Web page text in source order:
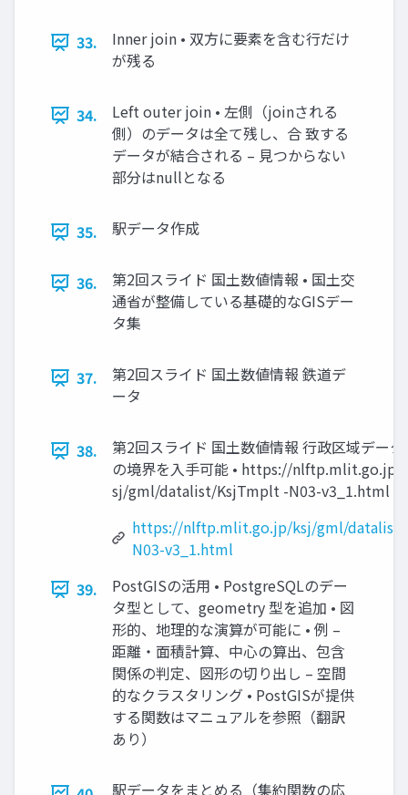
33.
Inner join • 双方に要素を含む行だけ
が残る
34.
Left outer join • 左側（joinされる
側）のデータは全て残し、合 致する
データが結合される – 見つからない
部分はnullとなる
35. 駅データ作成
36.
第2回スライド 国土数値情報 • 国土交
通省が整備している基礎的なGISデー
タ集
37.
第2回スライド 国土数値情報 鉄道デ
ータ
38.
第2回スライド 国土数値情報 行政区域データ
の境界を入手可能 • https://nlftp.mlit.go.jp/
sj/gml/datalist/KsjTmplt -N03-v3_1.html
https://nlftp.mlit.go.jp/ksj/gml/datalist/
N03-v3_1.html
39.
PostGISの活用 • PostgreSQLのデー
タ型として、geometry 型を追加 • 図
形的、地理的な演算が可能に • 例 –
距離・面積計算、中心の算出、包含
関係の判定、図形の切り出し – 空間
的なクラスタリング • PostGISが提供
する関数はマニュアルを参照（翻訳
あり）
駅データをまとめる（集約関数の応